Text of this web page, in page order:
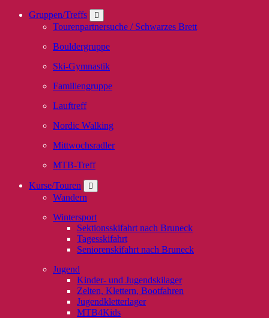
Gruppen/Treffs
Tourenpartnersuche / Schwarzes Brett
Bouldergruppe
Ski-Gymnastik
Familiengruppe
Lauftreff
Nordic Walking
Mittwochsradler
MTB-Treff
Kurse/Touren
Wandern
Wintersport
Sektionsskifahrt nach Bruneck
Tagesskifahrt
Seniorenskifahrt nach Bruneck
Jugend
Kinder- und Jugendskilager
Zelten, Klettern, Bootfahren
Jugendkletterlager
MTB4Kids